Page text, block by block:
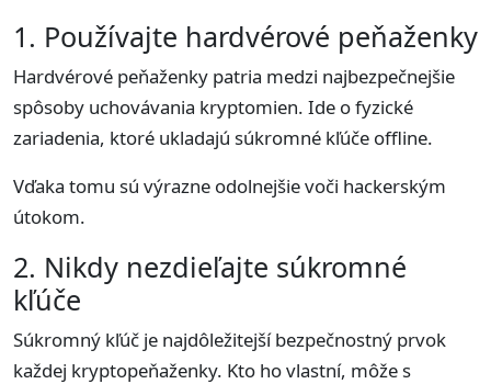
1. Používajte hardvérové peňaženky
Hardvérové peňaženky patria medzi najbezpečnejšie
spôsoby uchovávania kryptomien. Ide o fyzické
zariadenia, ktoré ukladajú súkromné kľúče offline.
Vďaka tomu sú výrazne odolnejšie voči hackerským
útokom.
2. Nikdy nezdieľajte súkromné
kľúče
Súkromný kľúč je najdôležitejší bezpečnostný prvok
každej kryptopeňaženky. Kto ho vlastní, môže s